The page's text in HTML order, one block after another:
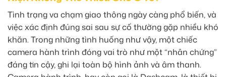
Tình trạng va chạm giao thông ngày càng phổ biến, và
việc xác định đúng sai sau sự cố thường gặp nhiều khó
khăn. Trong những tình huống như vậy, một chiếc
camera hành trình đóng vai trò như một “nhân chứng”
đáng tin cậy, ghi lại toàn bộ hình ảnh và âm thanh.